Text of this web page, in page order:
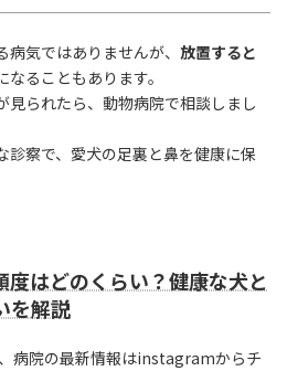
気ではありませんが、 放置すると
なることもあります。
見られたら、動物病院で相談しまし
診察で、愛犬の足裏と鼻を健康に保
度はどのくらい？健康な犬と
を解説
病院の最新情報はinstagramからチ